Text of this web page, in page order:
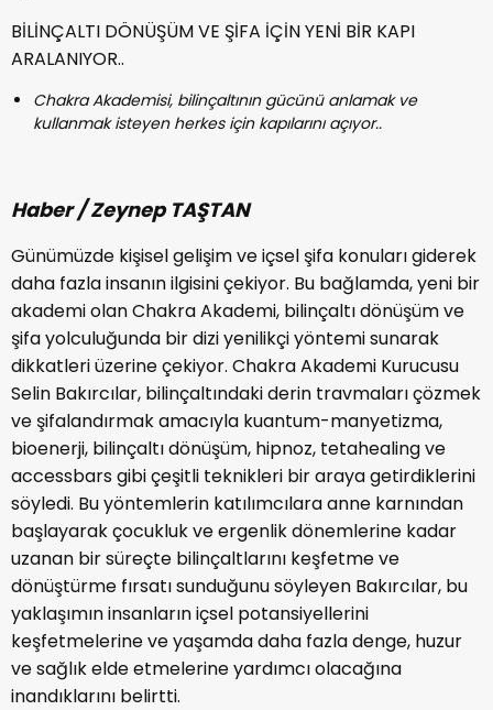
BİLİNÇALTI DÖNÜŞÜM VE ŞİFA İÇİN YENİ BİR KAPI
ARALANIYOR..
Chakra Akademisi, bilinçaltının gücünü anlamak ve
kullanmak isteyen herkes için kapılarını açıyor..
Haber / Zeynep TAŞTAN
Günümüzde kişisel gelişim ve içsel şifa konuları giderek
daha fazla insanın ilgisini çekiyor. Bu bağlamda, yeni bir
akademi olan Chakra Akademi, bilinçaltı dönüşüm ve
şifa yolculuğunda bir dizi yenilikçi yöntemi sunarak
dikkatleri üzerine çekiyor. Chakra Akademi Kurucusu
Selin Bakırcılar, bilinçaltındaki derin travmaları çözmek
ve şifalandırmak amacıyla kuantum-manyetizma,
bioenerji, bilinçaltı dönüşüm, hipnoz, tetahealing ve
accessbars gibi çeşitli teknikleri bir araya getirdiklerini
söyledi. Bu yöntemlerin katılımcılara anne karnından
başlayarak çocukluk ve ergenlik dönemlerine kadar
uzanan bir süreçte bilinçaltlarını keşfetme ve
dönüştürme fırsatı sunduğunu söyleyen Bakırcılar, bu
yaklaşımın insanların içsel potansiyellerini
keşfetmelerine ve yaşamda daha fazla denge, huzur
ve sağlık elde etmelerine yardımcı olacağına
inandıklarını belirtti.